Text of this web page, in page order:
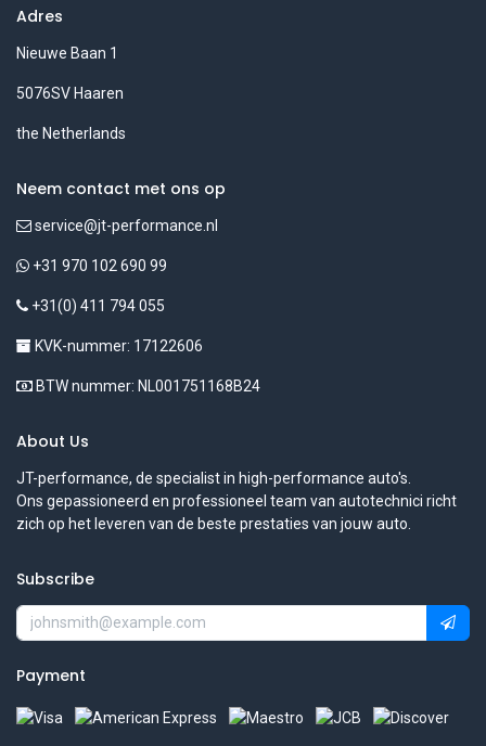
Adres
Nieuwe Baan 1
5076SV Haaren
the Netherlands
Neem contact met ons op
service@jt-performance.nl
+31 970 102 690 99
+31(0) 411 794 055
KVK-nummer: 17122606
BTW nummer: NL001751168B24
About Us
JT-performance, de specialist in high-performance auto's.
Ons gepassioneerd en professioneel team van autotechnici richt
zich op het leveren van de beste prestaties van jouw auto.
Subscribe
Payment